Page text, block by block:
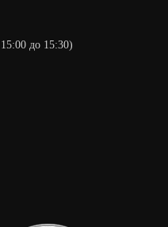
до 15:30)